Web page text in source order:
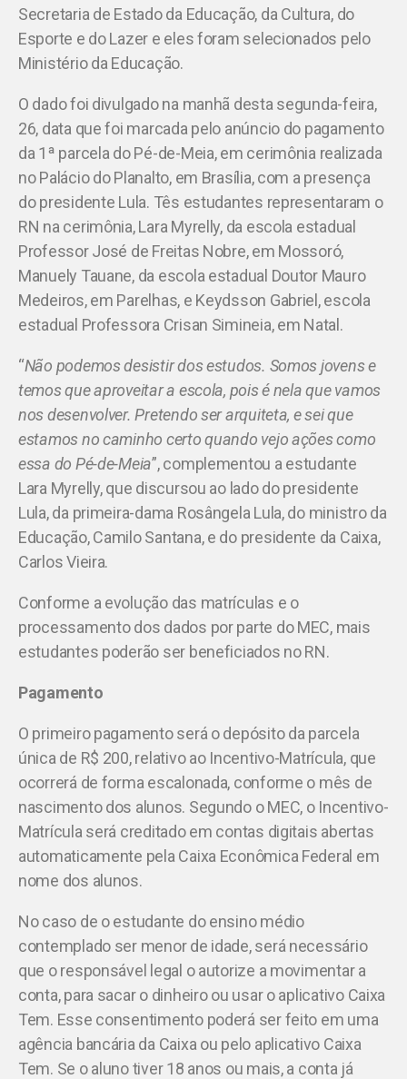
Secretaria de Estado da Educação, da Cultura, do
Esporte e do Lazer e eles foram selecionados pelo
Ministério da Educação.
O dado foi divulgado na manhã desta segunda-feira,
26, data que foi marcada pelo anúncio do pagamento
da 1ª parcela do Pé-de-Meia, em cerimônia realizada
no Palácio do Planalto, em Brasília, com a presença
do presidente Lula. Tês estudantes representaram o
RN na cerimônia, Lara Myrelly, da escola estadual
Professor José de Freitas Nobre, em Mossoró,
Manuely Tauane, da escola estadual Doutor Mauro
Medeiros, em Parelhas, e Keydsson Gabriel, escola
estadual Professora Crisan Simineia, em Natal.
“Não podemos desistir dos estudos. Somos jovens e
temos que aproveitar a escola, pois é nela que vamos
nos desenvolver. Pretendo ser arquiteta, e sei que
estamos no caminho certo quando vejo ações como
essa do Pé-de-Meia”, complementou a estudante
Lara Myrelly, que discursou ao lado do presidente
Lula, da primeira-dama Rosângela Lula, do ministro da
Educação, Camilo Santana, e do presidente da Caixa,
Carlos Vieira.
Conforme a evolução das matrículas e o
processamento dos dados por parte do MEC, mais
estudantes poderão ser beneficiados no RN.
Pagamento
O primeiro pagamento será o depósito da parcela
única de R$ 200, relativo ao Incentivo-Matrícula, que
ocorrerá de forma escalonada, conforme o mês de
nascimento dos alunos. Segundo o MEC, o Incentivo-
Matrícula será creditado em contas digitais abertas
automaticamente pela Caixa Econômica Federal em
nome dos alunos.
No caso de o estudante do ensino médio
contemplado ser menor de idade, será necessário
que o responsável legal o autorize a movimentar a
conta, para sacar o dinheiro ou usar o aplicativo Caixa
Tem. Esse consentimento poderá ser feito em uma
agência bancária da Caixa ou pelo aplicativo Caixa
Tem. Se o aluno tiver 18 anos ou mais, a conta já